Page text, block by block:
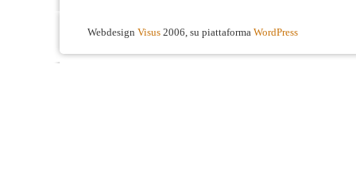
Webdesign Visus 2006, su piattaforma WordPress